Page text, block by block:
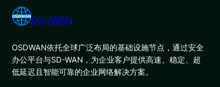
OSDWAN
OSDWAN依托全球广泛布局的基础设施节点，通过安全
办公平台与SD-WAN，为企业客户提供高速、稳定、超
低延迟且智能可靠的企业网络解决方案。